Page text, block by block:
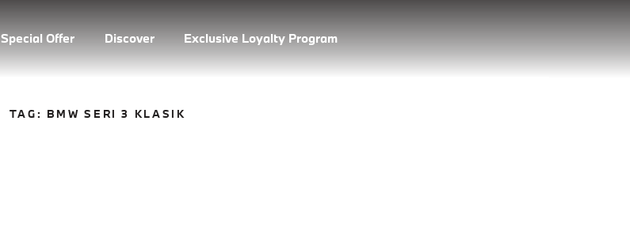
Special Offer Discover Exclusive Loyalty Program
TAG: BMW SERI 3 KLASIK